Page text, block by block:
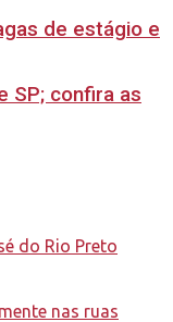
de estágio e
SP; confira as